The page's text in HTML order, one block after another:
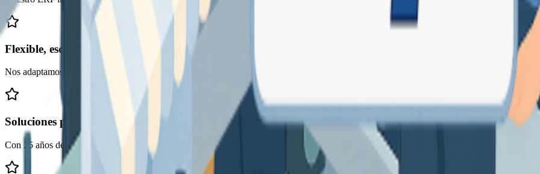
Flexible, escalable y pensado para ti
Nos adaptamos a tu sector y a la forma de trabajar. Nuestro sistema es modular, personalizable y preparado para crecer contigo. Además,
Soluciones pensadas desde la experiencia
Con 25 años de trayectoria y clientes de múltiples sectores, conocemos bien las necesidades reales de las empresas. Nos centramos en